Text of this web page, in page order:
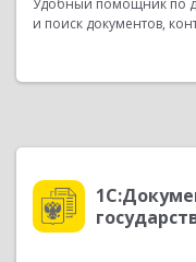
и поиск документов,